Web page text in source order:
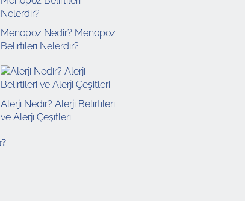
Menopoz Nedir? Menopoz
Belirtileri Nelerdir?
Alerji Nedir? Alerji Belirtileri
ve Alerji Çeşitleri